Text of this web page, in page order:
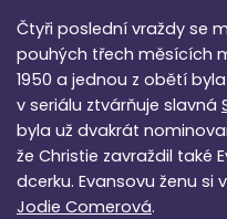
Čtyři poslední vraždy se
pouhých třech měsících
1950 a jednou z obětí
v seriálu ztvárňuje slavná
byla už dvakrát
že Christie zavraždil také
dcerku. Evansovu ženu si
Jodie Comerová.